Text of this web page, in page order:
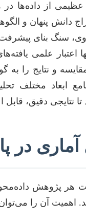
از داده‌ها در هر
دانش پنهان و
سنگ بنای
اعتبار علمی
و نتایج را به
ابعاد مختلف
نتایجی دقیق، قابل
در
هر پژوهش
اهمیت آن را